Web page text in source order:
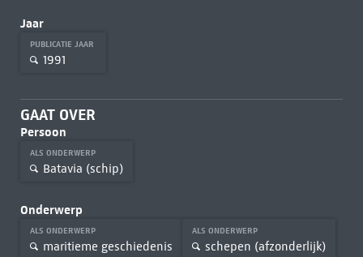
Jaar
PUBLICATIE JAAR
1991
GAAT OVER
Persoon
ALS ONDERWERP
Batavia (schip)
Onderwerp
ALS ONDERWERP
maritieme geschiedenis
ALS ONDERWERP
schepen (afzonderlijk)